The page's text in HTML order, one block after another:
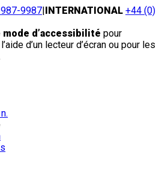
9987|INTERNATIONAL +44 (0)
mode d’accessibilité pour
d’un lecteur d’écran ou pour les